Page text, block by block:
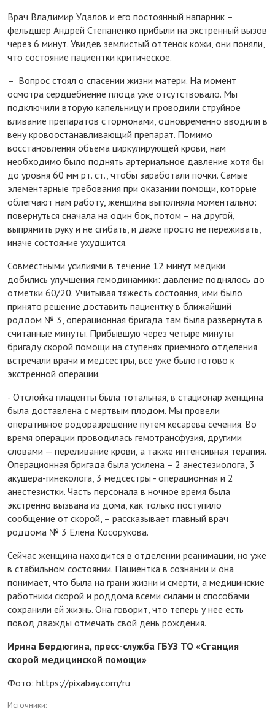
Врач Владимир Удалов и его постоянный напарник –
фельдшер Андрей Степаненко прибыли на экстренный вызов
через 6 минут. Увидев землистый оттенок кожи, они поняли,
что состояние пациентки критическое.
– Вопрос стоял о спасении жизни матери. На момент
осмотра сердцебиение плода уже отсутствовало. Мы
подключили вторую капельницу и проводили струйное
вливание препаратов с гормонами, одновременно вводили в
вену кровоостанавливающий препарат. Помимо
восстановления объема циркулирующей крови, нам
необходимо было поднять артериальное давление хотя бы
до уровня 60 мм рт. ст., чтобы заработали почки. Самые
элементарные требования при оказании помощи, которые
облегчают нам работу, женщина выполняла моментально:
повернуться сначала на один бок, потом – на другой,
выпрямить руку и не сгибать, и даже просто не переживать,
иначе состояние ухудшится.
Совместными усилиями в течение 12 минут медики
добились улучшения гемодинамики: давление поднялось до
отметки 60/20. Учитывая тяжесть состояния, ими было
принято решение доставить пациентку в ближайший
роддом № 3, операционная бригада там была развернута в
считанные минуты. Прибывшую через четыре минуты
бригаду скорой помощи на ступенях приемного отделения
встречали врачи и медсестры, все уже было готово к
экстренной операции.
- Отслойка плаценты была тотальная, в стационар женщина
была доставлена с мертвым плодом. Мы провели
оперативное родоразрешение путем кесарева сечения. Во
время операции проводилась гемотрансфузия, другими
словами — переливание крови, а также интенсивная терапия.
Операционная бригада была усилена – 2 анестезиолога, 3
акушера-гинеколога, 3 медсестры - операционная и 2
анестезистки. Часть персонала в ночное время была
экстренно вызвана из дома, как только поступило
сообщение от скорой, – рассказывает главный врач
роддома № 3 Елена Косорукова.
Сейчас женщина находится в отделении реанимации, но уже
в стабильном состоянии. Пациентка в сознании и она
понимает, что была на грани жизни и смерти, а медицинские
работники скорой и роддома всеми силами и способами
сохранили ей жизнь. Она говорит, что теперь у нее есть
повод дважды отмечать свой день рождения.
Ирина Бердюгина, пресс-служба ГБУЗ ТО «Станция
скорой медицинской помощи»
Фото: https://pixabay.com/ru
Источники: